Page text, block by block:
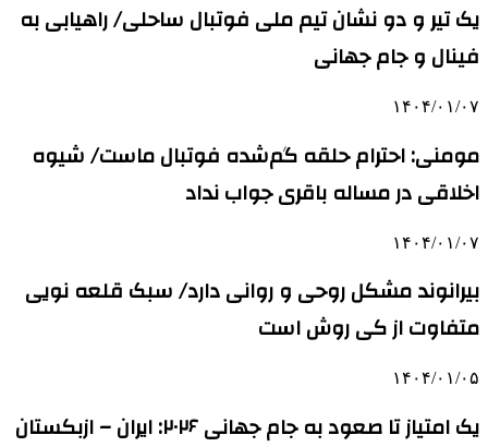
یک تیر و دو نشان تیم ملی فوتبال ساحلی/ راهیابی به
فینال و جام جهانی
۱۴۰۴/۰۱/۰۷
مومنی: احترام حلقه گم‌شده فوتبال ماست/ شیوه
اخلاقی در مساله باقری جواب نداد
۱۴۰۴/۰۱/۰۷
بیرانوند مشکل روحی و روانی دارد/ سبک قلعه نویی
متفاوت از کی روش است
۱۴۰۴/۰۱/۰۵
یک امتیاز تا صعود به جام جهانی ۲۰۲۶: ایران – ازبکستان